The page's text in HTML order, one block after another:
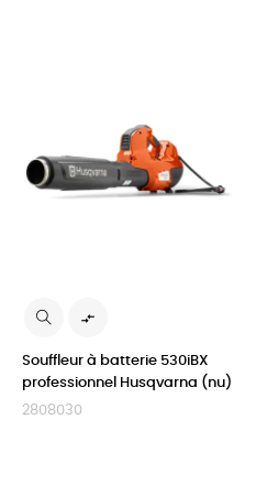

Souffleur à batterie 530iBX
professionnel Husqvarna (nu)
2808030